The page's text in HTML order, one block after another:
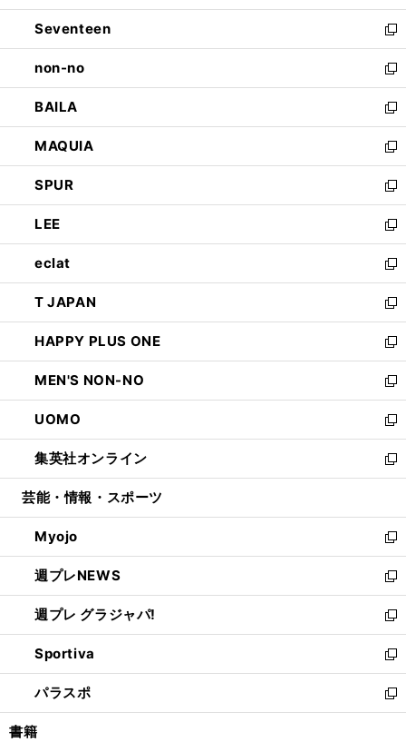
開
く
ウ
で
開
く
ン
ド
ウ
で
開
く
Seventeen
新
し
い
ウ
ィ
ン
ド
ウ
で
開
く
non-no
新
し
い
ウ
ィ
ン
ド
ウ
で
開
く
BAILA
新
し
い
ウ
ィ
ン
ド
ウ
で
開
く
MAQUIA
新
し
い
ウ
ィ
ン
ド
ウ
で
開
く
SPUR
新
し
い
ウ
ィ
ン
ド
ウ
で
開
く
LEE
新
し
い
ウ
ィ
ン
ド
ウ
で
開
く
eclat
新
し
い
ウ
ィ
ン
ド
ウ
で
開
く
T JAPAN
新
し
い
ウ
ィ
ン
ド
ウ
で
開
HAPPY PLUS ONE
新
し
い
ウ
ィ
ン
ド
ウ
開
く
MEN'S NON-NO
新
し
い
ウ
ィ
ン
ウ
で
開
く
UOMO
新
し
い
ウ
ン
ド
ウ
で
開
く
集英社オンライン
新
し
ウ
ィ
ン
ド
ウ
で
開
く
芸能・情報・スポーツ
Myojo
新
し
い
ウ
ィ
ン
ド
ウ
で
開
週プレNEWS
新
し
い
ウ
ィ
ン
ド
ウ
週プレ グラジャパ!
新
し
い
ウ
ィ
ン
Sportiva
新
し
い
ウ
パラスポ
新
し
書籍